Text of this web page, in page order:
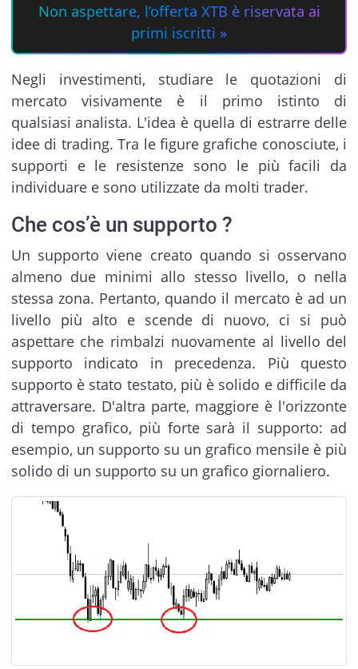
Non aspettare, l’offerta XTB è riservata ai
primi iscritti »
Negli investimenti, studiare le quotazioni di
mercato visivamente è il primo istinto di
qualsiasi analista. L'idea è quella di estrarre delle
idee di trading. Tra le figure grafiche conosciute, i
supporti e le resistenze sono le più facili da
individuare e sono utilizzate da molti trader.
Che cos’è un supporto ?
Un supporto viene creato quando si osservano
almeno due minimi allo stesso livello, o nella
stessa zona. Pertanto, quando il mercato è ad un
livello più alto e scende di nuovo, ci si può
aspettare che rimbalzi nuovamente al livello del
supporto indicato in precedenza. Più questo
supporto è stato testato, più è solido e difficile da
attraversare. D'altra parte, maggiore è l'orizzonte
di tempo grafico, più forte sarà il supporto: ad
esempio, un supporto su un grafico mensile è più
solido di un supporto su un grafico giornaliero.